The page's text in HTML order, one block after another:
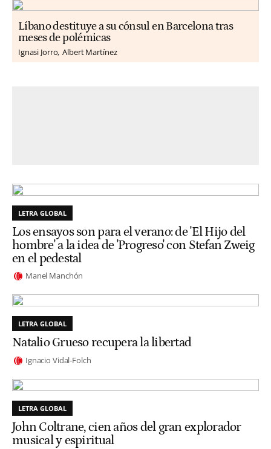
Líbano destituye a su cónsul en Barcelona tras
meses de polémicas
Ignasi Jorro Albert Martínez
LETRA GLOBAL
Los ensayos son para el verano: de 'El Hijo del
hombre' a la idea de 'Progreso' con Stefan Zweig
en el pedestal
Manel Manchón
LETRA GLOBAL
Natalio Grueso recupera la libertad
Ignacio Vidal-Folch
LETRA GLOBAL
John Coltrane, cien años del gran explorador
musical y espiritual